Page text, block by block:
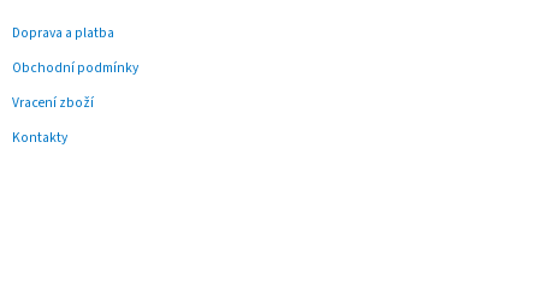
Doprava a platba
Obchodní podmínky
Vracení zboží
Kontakty